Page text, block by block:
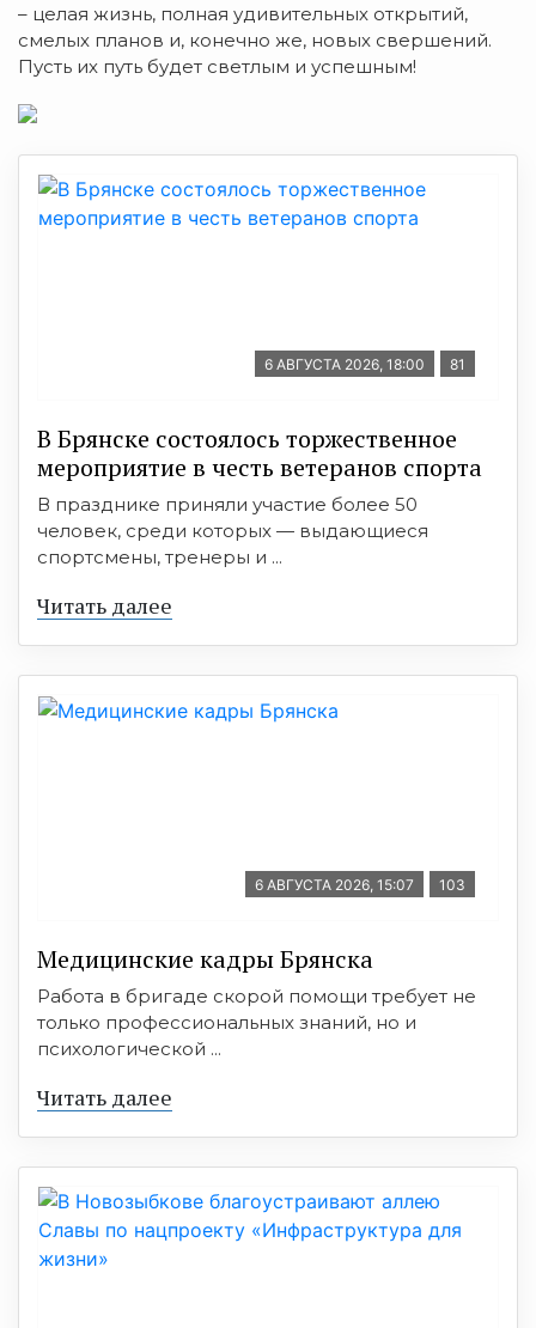
– целая жизнь, полная удивительных открытий,
смелых планов и, конечно же, новых свершений.
Пусть их путь будет светлым и успешным!
6 АВГУСТА 2026, 18:00 81
В Брянске состоялось торжественное
мероприятие в честь ветеранов спорта
В празднике приняли участие более 50
человек, среди которых — выдающиеся
спортсмены, тренеры и ...
Читать далее
6 АВГУСТА 2026, 15:07 103
Медицинские кадры Брянска
Работа в бригаде скорой помощи требует не
только профессиональных знаний, но и
психологической ...
Читать далее